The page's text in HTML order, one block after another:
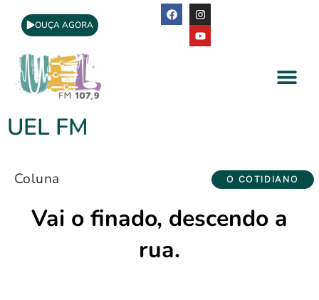
OUÇA AGORA
UEL FM
Coluna O COTIDIANO
Vai o finado, descendo a
rua.